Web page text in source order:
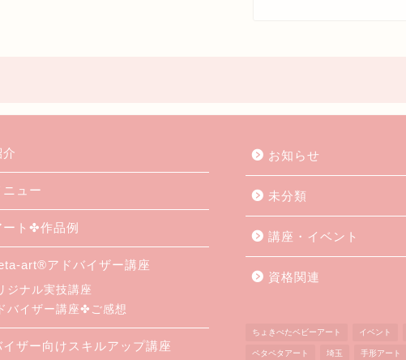
ュー
ート✤作品例
art®アドバイザー講座
ジナル実技講座
バイザー講座✤ご感想
イザー向けスキルアップ講座
お知らせ
未分類
講座・イベント
資格関連
ちょきぺたベビーアート イベント
ペタペタアート 埼玉 手形アート